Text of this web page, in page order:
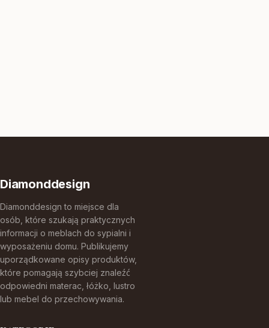
Diamonddesign
Diamonddesign to miejsce dla
osób, które szukają praktycznych
informacji o meblach do sypialni i
wyposażeniu domu. Publikujemy
uporządkowane opisy produktów,
które pomagają szybciej znaleźć
odpowiedni materac, łóżko, lustro
lub mebel do przechowywania.